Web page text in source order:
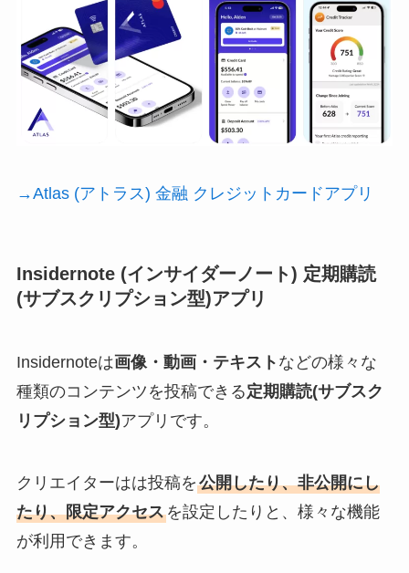
→Atlas (アトラス) 金融 クレジットカードアプリ
Insidernote (インサイダーノート) 定期購読
(サブスクリプション型)アプリ
Insidernoteは画像・動画・テキスト などの様々な
種類のコンテンツを投稿できる定期購読(サブスク
リプション型)アプリです。
クリエイターはは投稿を公開したり、非公開にし
たり、限定アクセスを設定したりと、様々な機能
が利用できます。